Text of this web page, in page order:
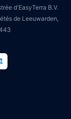
d'EasyTerra B.V.
de Leeuwarden,